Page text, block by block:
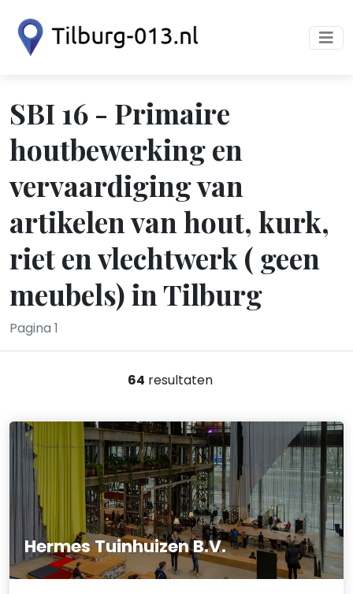
SBI 16 - Primaire
houtbewerking en
vervaardiging van
artikelen van hout, kurk,
riet en vlechtwerk ( geen
meubels) in Tilburg
Pagina 1
64 resultaten
Hermes Tuinhuizen B.V.